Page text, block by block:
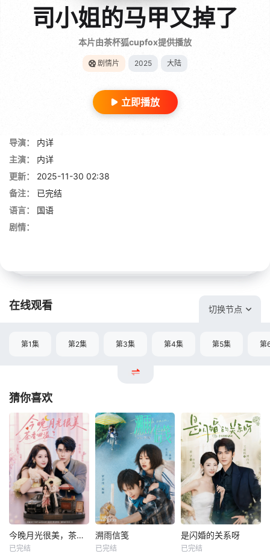
司小姐的马甲又掉了
本片由茶杯狐cupfox提供播放
剧情片 2025 大陆
立即播放
导演：
内详
主演：
内详
更新：
2025-11-30 02:38
备注：
已完结
语言：
国语
剧情：
在线观看 切换节点
第1集 第2集 第3集 第4集 第5集 第
猜你喜欢
今晚月光很美，茶香四溢
已完结
溯雨信笺
已完结
是闪婚的关系呀
已完结